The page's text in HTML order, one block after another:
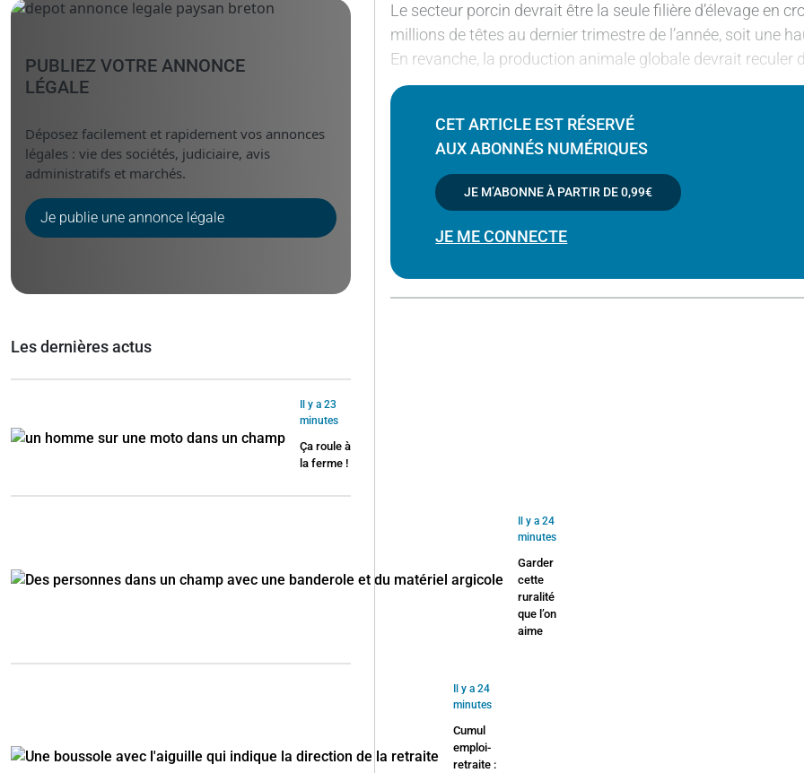
Le secteur porcin devrait être la seule filière d’élevage en
millions de têtes au dernier trimestre de l’année, soit une
En revanche, la production animale globale devrait reculer
CET ARTICLE EST RÉSERVÉ
AUX ABONNÉS NUMÉRIQUES
JE M’ABONNE À PARTIR DE0,99€
JE ME CONNECTE
PUBLIEZ VOTRE ANNONCE
LÉGALE
Déposez facilement et rapidement vos annonces
légales : vie des sociétés, judiciaire, avis
administratifs et marchés.
Je publie une annonce légale
Les dernières actus
Il y a 23
minutes
Ça roule à
la ferme !
Il y a 24
minutes
Garder
cette
ruralité
que l’on
aime
Il y a 24
minutes
Cumul
emploi-
retraite :